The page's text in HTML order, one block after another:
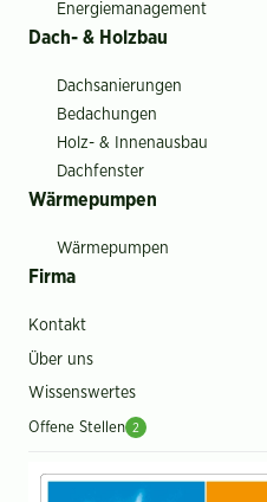
Energiemanagement
Dach- & Holzbau
Dachsanierungen
Bedachungen
Holz- & Innenausbau
Dachfenster
Wärmepumpen
Wärmepumpen
Firma
Kontakt
Über uns
Wissenswertes
Offene Stellen 2